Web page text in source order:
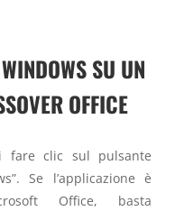
SU UN
OFFICE
fare clic sul pulsante
Se l’applicazione è
Office, basta